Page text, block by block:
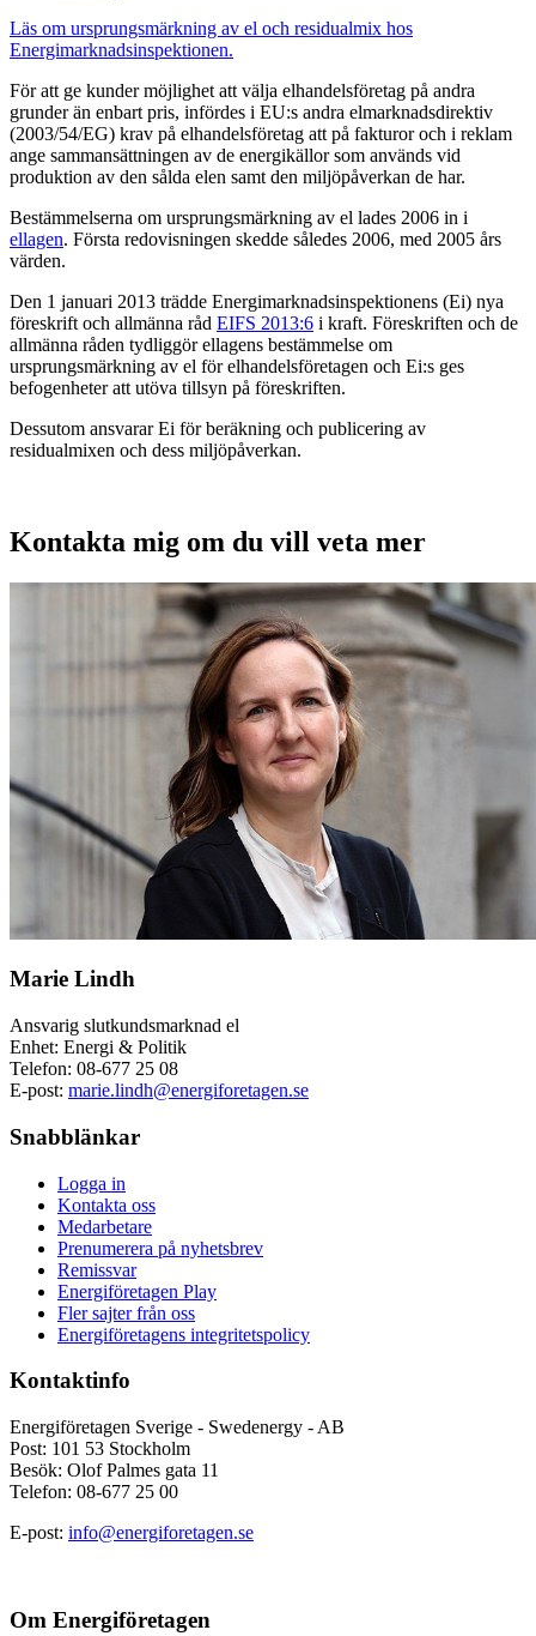
Läs om ursprungsmärkning av el och residualmix hos
Energimarknadsinspektionen.
För att ge kunder möjlighet att välja elhandelsföretag på andra
grunder än enbart pris, infördes i EU:s andra elmarknadsdirektiv
(2003/54/EG) krav på elhandelsföretag att på fakturor och i reklam
ange sammansättningen av de energikällor som används vid
produktion av den sålda elen samt den miljöpåverkan de har.
Bestämmelserna om ursprungsmärkning av el lades 2006 in i
ellagen. Första redovisningen skedde således 2006, med 2005 års
värden.
Den 1 januari 2013 trädde Energimarknadsinspektionens (Ei) nya
föreskrift och allmänna råd EIFS 2013:6 i kraft. Föreskriften och de
allmänna råden tydliggör ellagens bestämmelse om
ursprungsmärkning av el för elhandelsföretagen och Ei:s ges
befogenheter att utöva tillsyn på föreskriften.
Dessutom ansvarar Ei för beräkning och publicering av
residualmixen och dess miljöpåverkan.
Kontakta mig om du vill veta mer
Marie Lindh
Ansvarig slutkundsmarknad el
Enhet: Energi & Politik
Telefon: 08-677 25 08
E-post: marie.lindh@energiforetagen.se
Snabblänkar
Logga in
Kontakta oss
Medarbetare
Prenumerera på nyhetsbrev
Remissvar
Energiföretagen Play
Fler sajter från oss
Energiföretagens integritetspolicy
Kontaktinfo
Energiföretagen Sverige - Swedenergy - AB
Post: 101 53 Stockholm
Besök: Olof Palmes gata 11
Telefon: 08-677 25 00
E-post: info@energiforetagen.se
Om Energiföretagen